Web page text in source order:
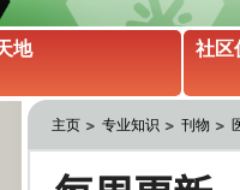
地 社区
主页 专业知识 刊物